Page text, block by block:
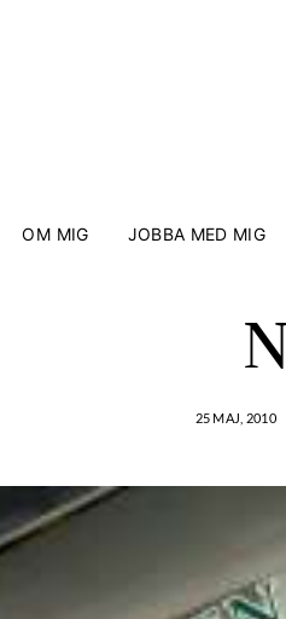
OM MIG JOBBA MED MIG
25 MAJ, 2010